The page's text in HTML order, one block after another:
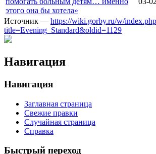
этого она бы хотела»
Источник — https://wiki.gorby.ru/w/
title=Evening_Standard&oldid=1129
Навигация
Навигация
Заглавная страница
Свежие правки
Случайная страница
Справка
Быстрый переход